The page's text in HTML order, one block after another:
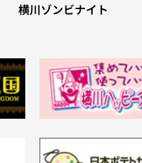
横川ゾンビナイト